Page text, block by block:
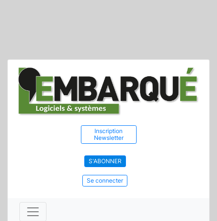
Inscription
Newsletter
S'ABONNER
Se connecter